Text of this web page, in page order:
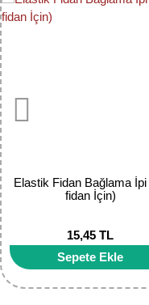
Ürün resmi kalitesiz,
Ürün açıklamasında
Ürün bilgilerinde
Ürün fiyatı diğer
Bu ürüne benzer farklı
Elastik Fidan Bağlama İpi
fidan İçin)
15,45 TL
Sepete Ekle